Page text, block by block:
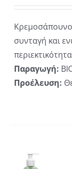
συνταγή και
Παραγωγή:
Προέλευση: